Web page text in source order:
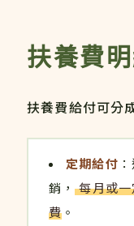
扶養費
扶養費給付可分
定期給付
銷， 每月或
費 。